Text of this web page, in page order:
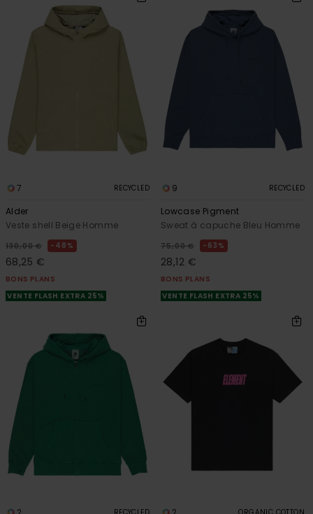
7 RECYCLED
Alder
Veste shell Beige Homme
130,00 € 48%
68,25 €
BONS PLANS
VENTE FLASH EXTRA 25%
9 RECYCLED
Lowcase Pigment
Sweat à capuche Bleu Homme
75,00 € 63%
28,12 €
BONS PLANS
VENTE FLASH EXTRA 25%